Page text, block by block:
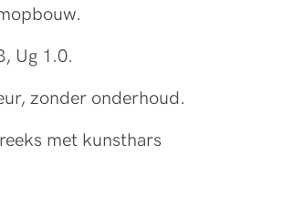
Ug 1.0.
zonder onderhoud.
met kunsthars